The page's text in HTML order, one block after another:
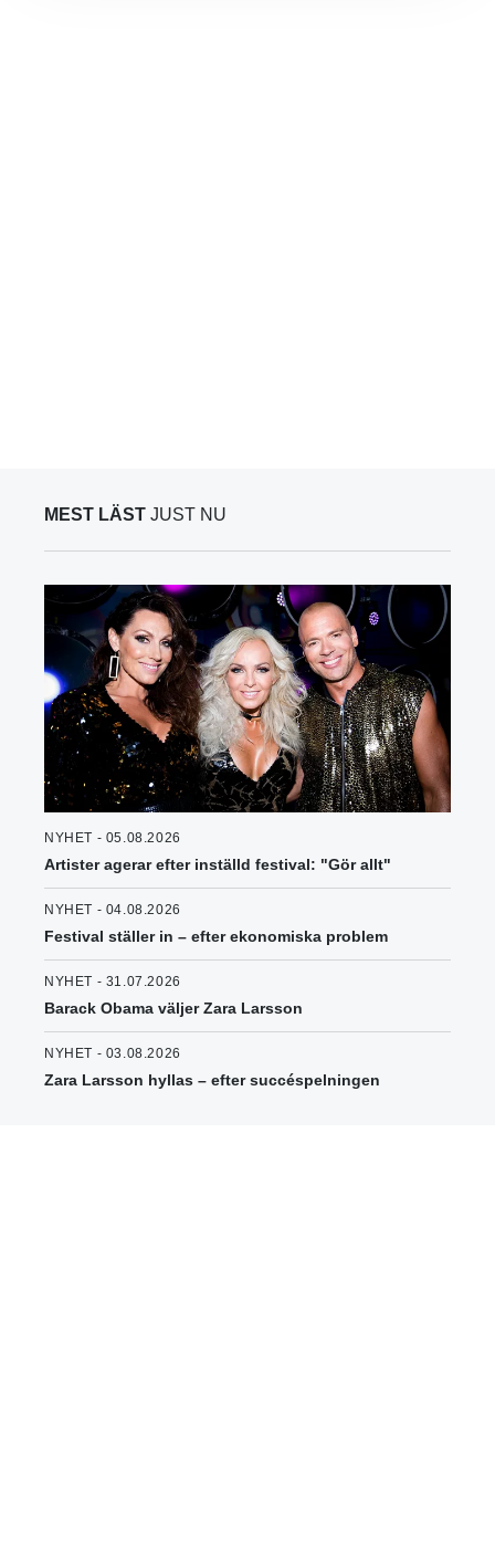
MEST LÄST JUST NU
NYHET - 05.08.2026
Artister agerar efter inställd festival: "Gör allt"
NYHET - 04.08.2026
Festival ställer in – efter ekonomiska problem
NYHET - 31.07.2026
Barack Obama väljer Zara Larsson
NYHET - 03.08.2026
Zara Larsson hyllas – efter succéspelningen